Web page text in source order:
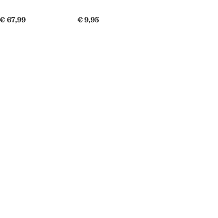
€ 67,99 € 9,95